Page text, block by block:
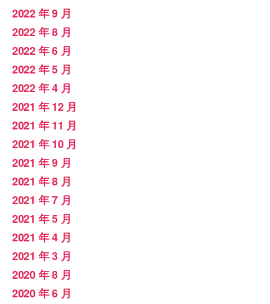
2022 年 9 月
2022 年 8 月
2022 年 6 月
2022 年 5 月
2022 年 4 月
2021 年 12 月
2021 年 11 月
2021 年 10 月
2021 年 9 月
2021 年 8 月
2021 年 7 月
2021 年 5 月
2021 年 4 月
2021 年 3 月
2020 年 8 月
2020 年 6 月